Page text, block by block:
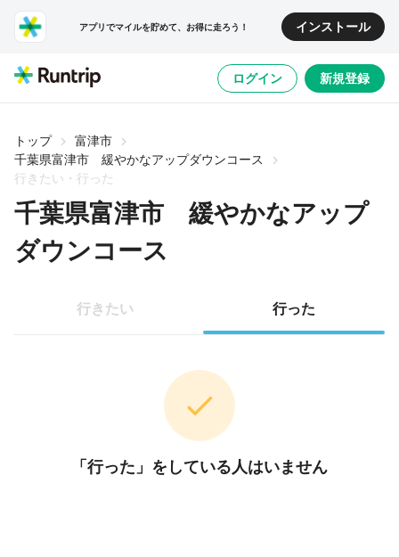
アプリでマイルを貯めて、お得に走ろう！ インストール
ログイン 新規登録
トップ
富津市
千葉県富津市 緩やかなアップダウンコース
行きたい・行った
千葉県富津市 緩やかなアップ
ダウンコース
行きたい 行った
「行った」をしている人はいません